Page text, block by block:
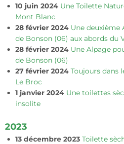
10 juin 2024 Une Toilette
Mont Blanc
28 février 2024 Une
de Bonson (06) aux abords du
28 février 2024 Une Alpage
de Bonson (06)
27 février 2024 Toujours dans
Le Broc
1 janvier 2024 Une toilettes
insolite
2023
13 décembre 2023 Toilette